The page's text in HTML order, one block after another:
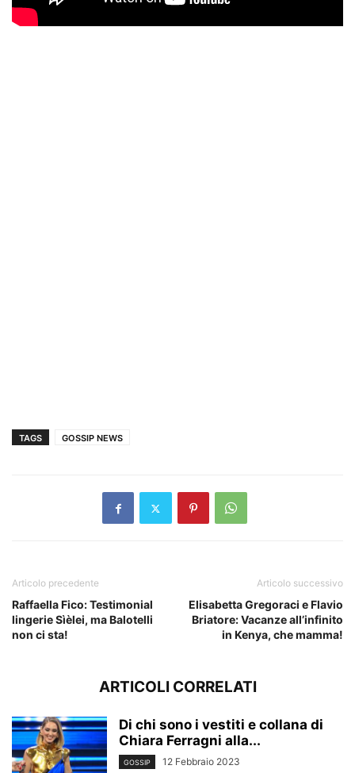
TAGS GOSSIP NEWS
Articolo precedente
Raffaella Fico: Testimonial
lingerie Sìèlei, ma Balotelli
non ci sta!
Articolo successivo
Elisabetta Gregoraci e Flavio
Briatore: Vacanze all’infinito
in Kenya, che mamma!
ARTICOLI CORRELATI
Di chi sono i vestiti e collana di
Chiara Ferragni alla...
GOSSIP 12 Febbraio 2023